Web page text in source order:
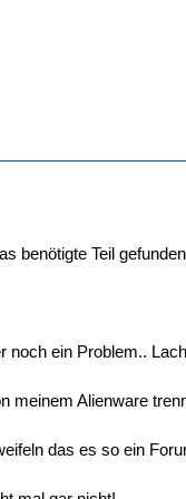
benötigte Teil
ein Problem..
meinem Alienware
das es so ein